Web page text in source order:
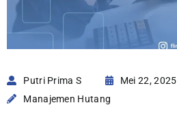
Putri Prima S
Mei 22, 2025
Manajemen Hutang